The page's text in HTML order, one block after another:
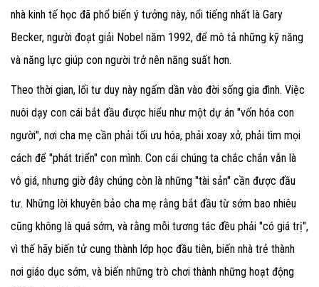
nhà kinh tế học đã phổ biến ý tưởng này, nổi tiếng nhất là Gary
Becker, người đoạt giải Nobel năm 1992, để mô tả những kỹ năng
và năng lực giúp con người trở nên năng suất hơn.
Theo thời gian, lối tư duy này ngấm dần vào đời sống gia đình. Việc
nuôi dạy con cái bắt đầu được hiểu như một dự án "vốn hóa con
người", nơi cha mẹ cần phải tối ưu hóa, phải xoay xở, phải tìm mọi
cách để "phát triển" con mình. Con cái chúng ta chắc chắn vẫn là
vô giá, nhưng giờ đây chúng còn là những "tài sản" cần được đầu
tư. Những lời khuyên bảo cha mẹ rằng bắt đầu từ sớm bao nhiêu
cũng không là quá sớm, và rằng mỗi tương tác đều phải "có giá trị",
vì thế hãy biến tử cung thành lớp học đầu tiên, biến nhà trẻ thành
nơi giáo dục sớm, và biến những trò chơi thành những hoạt động